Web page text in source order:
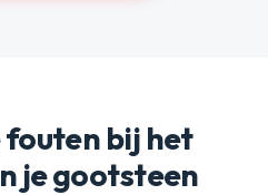
bij het
je gootsteen